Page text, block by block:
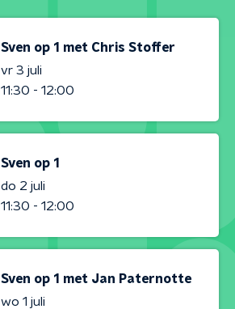
Sven op 1 met Chris Stoffer
vr 3 juli
11:30 - 12:00
Sven op 1
do 2 juli
11:30 - 12:00
Sven op 1 met Jan Paternotte
wo 1 juli